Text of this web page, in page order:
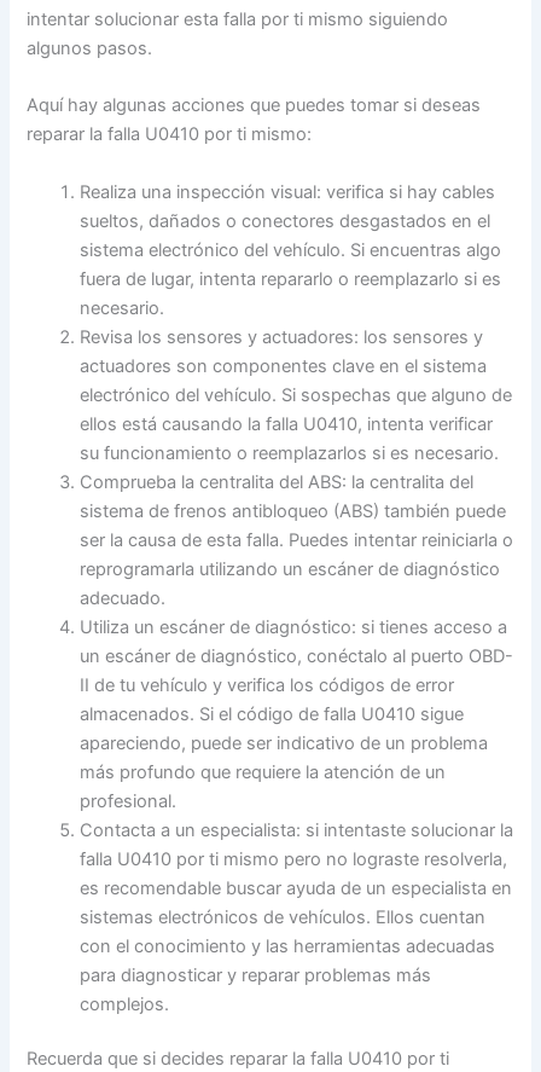
intentar solucionar esta falla por ti mismo siguiendo
algunos pasos.
Aquí hay algunas acciones que puedes tomar si deseas
reparar la falla U0410 por ti mismo:
Realiza una inspección visual: verifica si hay cables
sueltos, dañados o conectores desgastados en el
sistema electrónico del vehículo. Si encuentras algo
fuera de lugar, intenta repararlo o reemplazarlo si es
necesario.
Revisa los sensores y actuadores: los sensores y
actuadores son componentes clave en el sistema
electrónico del vehículo. Si sospechas que alguno de
ellos está causando la falla U0410, intenta verificar
su funcionamiento o reemplazarlos si es necesario.
Comprueba la centralita del ABS: la centralita del
sistema de frenos antibloqueo (ABS) también puede
ser la causa de esta falla. Puedes intentar reiniciarla o
reprogramarla utilizando un escáner de diagnóstico
adecuado.
Utiliza un escáner de diagnóstico: si tienes acceso a
un escáner de diagnóstico, conéctalo al puerto OBD-
II de tu vehículo y verifica los códigos de error
almacenados. Si el código de falla U0410 sigue
apareciendo, puede ser indicativo de un problema
más profundo que requiere la atención de un
profesional.
Contacta a un especialista: si intentaste solucionar la
falla U0410 por ti mismo pero no lograste resolverla,
es recomendable buscar ayuda de un especialista en
sistemas electrónicos de vehículos. Ellos cuentan
con el conocimiento y las herramientas adecuadas
para diagnosticar y reparar problemas más
complejos.
Recuerda que si decides reparar la falla U0410 por ti